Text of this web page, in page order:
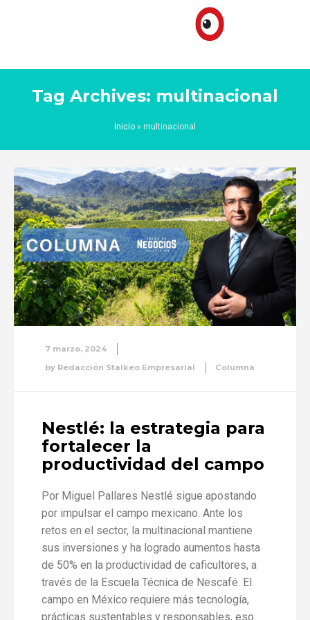
Tag Archives: multinacional
Inicio » multinacional
7 marzo, 2024
by Redacción Stalkeo Empresarial Columna
Nestlé: la estrategia para
fortalecer la
productividad del campo
Por Miguel Pallares Nestlé sigue apostando
por impulsar el campo mexicano. Ante los
retos en el sector, la multinacional mantiene
sus inversiones y ha logrado aumentos hasta
de 50% en la productividad de caficultores, a
través de la Escuela Técnica de Nescafé. El
campo en México requiere más tecnología,
prácticas sustentables y responsables, eso